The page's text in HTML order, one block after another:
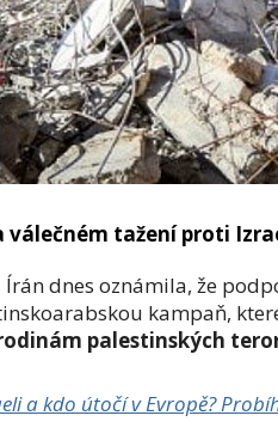
válečném tažení proti
dnes oznámila, že
kampaň,
palestinských
a kdo útočí v Evropě?